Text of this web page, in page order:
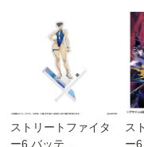
ストリートファイタ
ー6 バッテ...
ス
ー